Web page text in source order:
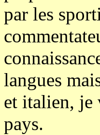
par les
langues
et italien, je
pays.